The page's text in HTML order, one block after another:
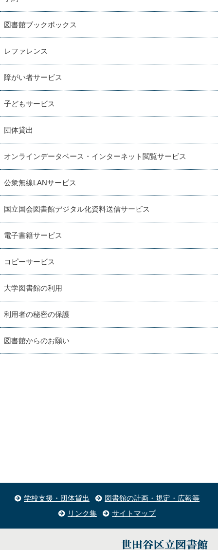
図書館ブックボックス
レファレンス
障がい者サービス
子どもサービス
団体貸出
オンラインデータベース・インターネット閲覧サービス
公衆無線LANサービス
国立国会図書館デジタル化資料送信サービス
電子書籍サービス
コピーサービス
大学図書館の利用
利用者の秘密の保護
図書館からのお願い
学校支援・団体貸出
図書館の計画・規定・広報等
リンク集
サイトマップ